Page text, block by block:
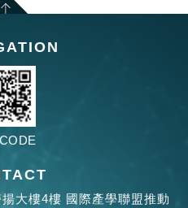
大樓4樓 國際產學聯盟推動